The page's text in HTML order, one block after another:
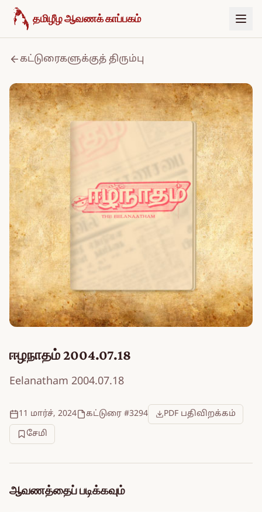
உள்ளடக்கத்திற்குச் செல்க
தமிழீழ ஆவணக் காப்பகம்
கட்டுரைகளுக்குத் திரும்பு
ஈழநாதம் 2004.07.18
Eelanatham 2004.07.18
11 மார்ச், 2024 கட்டுரை #3294
PDF பதிவிறக்கம்
சேமி
ஆவணத்தைப் படிக்கவும்